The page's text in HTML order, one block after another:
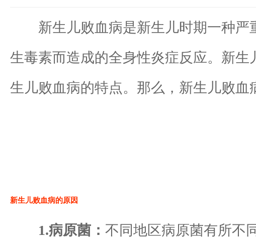
新生儿败血病是新生儿时期一种严
生毒素而造成的全身性炎症反应。新
生儿败血病的特点。那么，新生儿败
新生儿败血病的原因
1.病原菌： 不同地区病原菌有所不